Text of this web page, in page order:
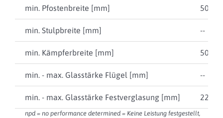
min. Pfostenbreite [mm] 50
min. Stulpbreite [mm] --
min. Kämpferbreite [mm] 50
min. - max. Glasstärke Flügel [mm] --
min. - max. Glasstärke Festverglasung [mm] 22 …
npd = no performance determined = Keine Leistung festgestellt,